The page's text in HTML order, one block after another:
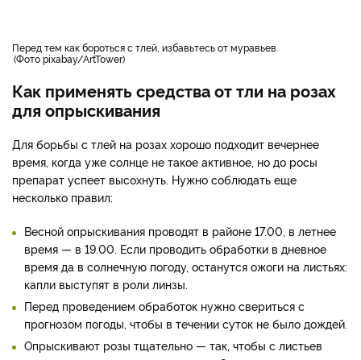
Перед тем как бороться с тлей, избавьтесь от муравьев.
Фото pixabay/ArtTower
Как применять средства от тли на розах
для опрыскивания
Для борьбы с тлей на розах хорошо подходит вечернее
время, когда уже солнце не такое активное, но до росы
препарат успеет высохнуть. Нужно соблюдать еще
несколько правил:
Весной опрыскивания проводят в районе 17.00, в летнее
время — в 19.00. Если проводить обработки в дневное
время да в солнечную погоду, останутся ожоги на листьях:
капли выступят в роли линзы.
Перед проведением обработок нужно свериться с
прогнозом погоды, чтобы в течении суток не было дождей.
Опрыскивают розы тщательно — так, чтобы с листьев